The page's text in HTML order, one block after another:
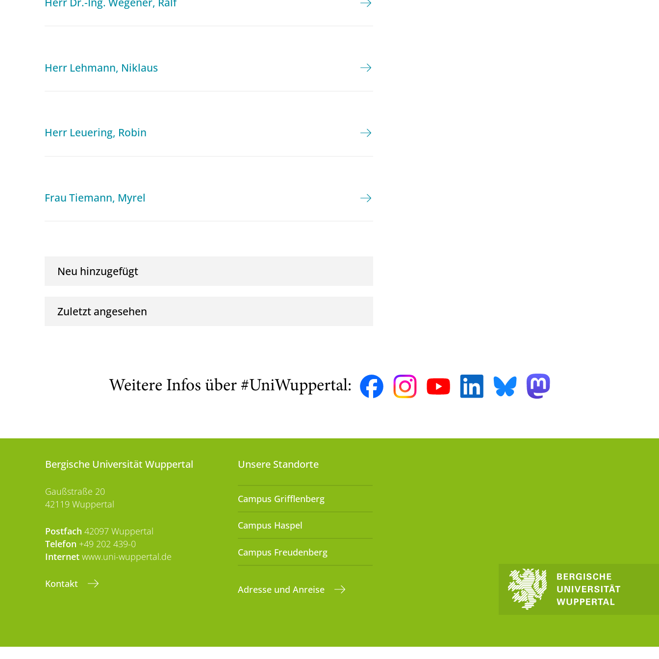
Herr Lehmann, Niklaus
Herr Leuering, Robin
Frau Tiemann, Myrel
Neu hinzugefügt
Zuletzt angesehen
Weitere Infos über #UniWuppertal:
Bergische Universität Wuppertal
Gaußstraße 20
42119 Wuppertal
Postfach 42097 Wuppertal
Telefon +49 202 439-0
Internet www.uni-wuppertal.de
Kontakt
Unsere Standorte
Campus Grifflenberg
Campus Haspel
Campus Freudenberg
Adresse und Anreise